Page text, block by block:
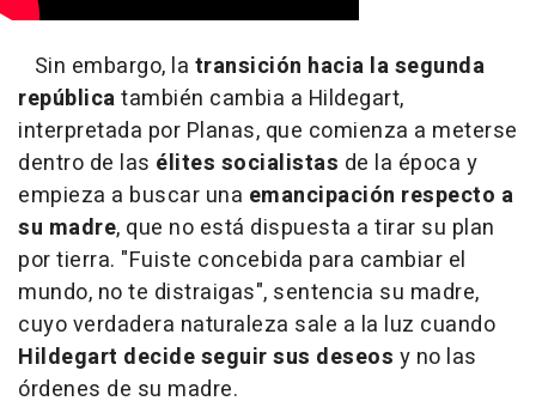
Sin embargo, la transición hacia la segunda
repúblicatambién cambia a Hildegart,
interpretada por Planas, que comienza a meterse
dentro de las élites socialistas de la época y
empieza a buscar una emancipación respecto a
su madre, que no está dispuesta a tirar su plan
por tierra. "Fuiste concebida para cambiar el
mundo, no te distraigas", sentencia su madre,
cuyo verdadera naturaleza sale a la luz cuando
Hildegart decide seguir sus deseos y no las
órdenes de su madre.